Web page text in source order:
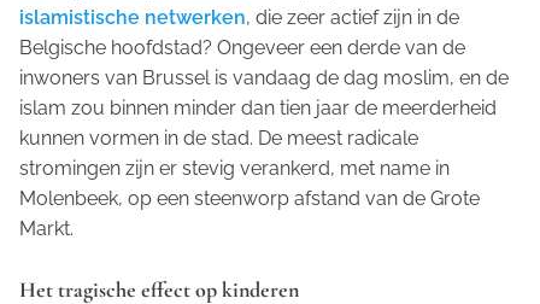
islamistische netwerken, die zeer actief zijn in de
Belgische hoofdstad? Ongeveer een derde van de
inwoners van Brussel is vandaag de dag moslim, en de
islam zou binnen minder dan tien jaar de meerderheid
kunnen vormen in de stad. De meest radicale
stromingen zijn er stevig verankerd, met name in
Molenbeek, op een steenworp afstand van de Grote
Markt.
Het tragische effect op kinderen